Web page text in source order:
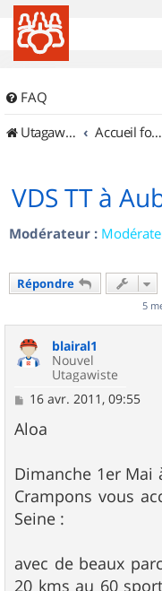
FAQ
UtagawaVTT (Randos VTT et VTTAE avec traces GPS)
Accueil forum
VDS TT à
Modérateur :
Répondre
5
blairal1
Nouvel
Utagawiste
M
s
s
g
e
16 avr. 2011, 09:55
Aloa
Dimanche 1er Mai
Crampons vous
Seine :
avec de beaux
20 kms au 60